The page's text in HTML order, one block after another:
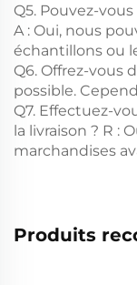
Q5. Pouvez-
A : Oui, nous
échantillons ou
Q6. Offrez-vous
possible.
Q7. Effectuez-
la livraison ? R :
marchandises
Produits